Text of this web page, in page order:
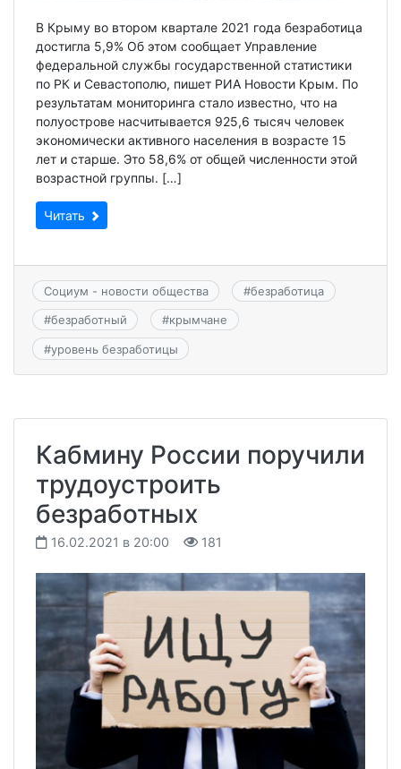
В Крыму во втором квартале 2021 года безработица
достигла 5,9% Об этом сообщает Управление
федеральной службы государственной статистики
по РК и Севастополю, пишет РИА Новости Крым. По
результатам мониторинга стало известно, что на
полуострове насчитывается 925,6 тысяч человек
экономически активного населения в возрасте 15
лет и старше. Это 58,6% от общей численности этой
возрастной группы. […]
Читать
Социум - новости общества #безработица
#безработный #крымчане
#уровень безработицы
Кабмину России поручили
трудоустроить
безработных
16.02.2021 в 20:00 181